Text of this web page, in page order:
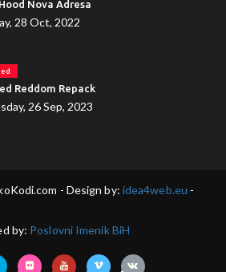
Nova Adresa
28 Oct, 2022
Reddom Repack
26 Sep, 2023
- Design by: idea4web.eu -
by: Poslovni Imenik BiH